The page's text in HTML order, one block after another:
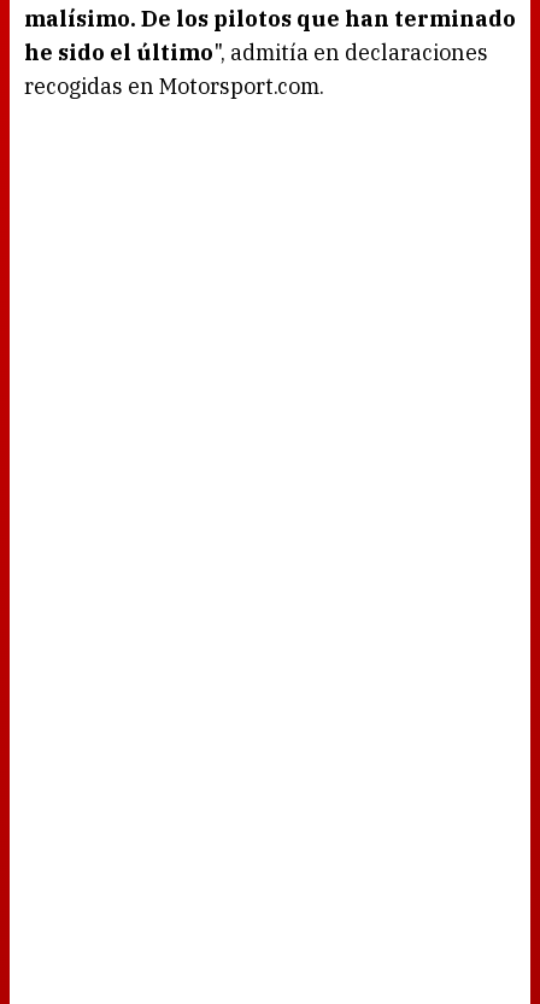
malísimo. De los pilotos que han terminado
he sido el último", admitía en declaraciones
recogidas en Motorsport.com.